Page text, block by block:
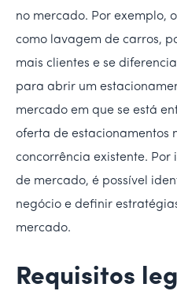
no mercado. Por exemplo,
como lavagem de carros,
mais clientes e se
para abrir um
mercado em que se está
oferta de estacionamentos
concorrência existente. Por
de mercado, é possível
negócio e definir
mercado.
Requisitos